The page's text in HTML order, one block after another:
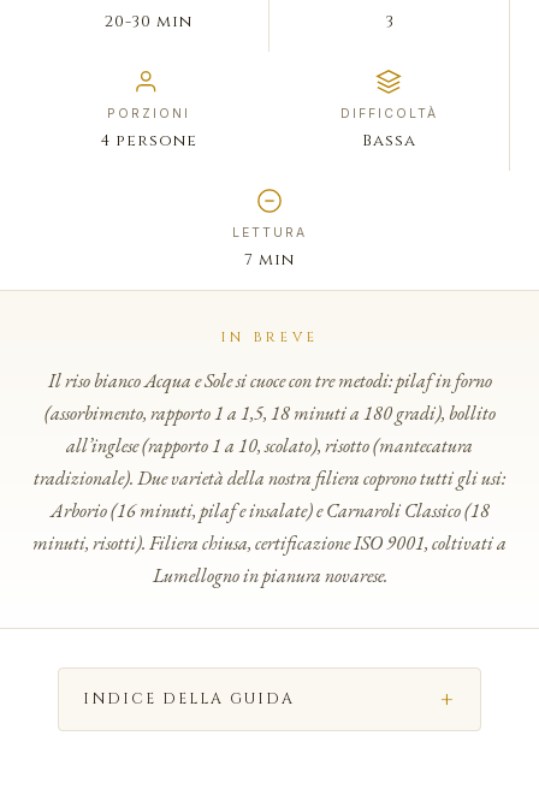
20-30 min 3
PORZIONI
4 persone
DIFFICOLTÀ
Bassa
LETTURA
7 min
IN BREVE
Il riso bianco Acqua e Sole si cuoce con tre metodi: pilaf in forno
(assorbimento, rapporto 1 a 1,5, 18 minuti a 180 gradi), bollito
all’inglese (rapporto 1 a 10, scolato), risotto (mantecatura
tradizionale). Due varietà della nostra filiera coprono tutti gli usi:
Arborio (16 minuti, pilaf e insalate) e Carnaroli Classico (18
minuti, risotti). Filiera chiusa, certificazione ISO 9001, coltivati a
Lumellogno in pianura novarese.
INDICE DELLA GUIDA